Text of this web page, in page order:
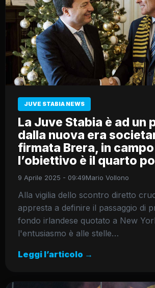
JUVE STABIA NEWS
La Juve Stabia è ad un
dalla nuova era
firmata Brera, in campo
l’obiettivo è il quarto
9 Aprile 2025 - 09:49Mario Vollono
Alla vigilia dello scontro diretto
appresta a definire il passaggio di
fondo irlandese quotato a New
l'entusiasmo è alle stelle…
Leggi l’articolo →